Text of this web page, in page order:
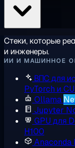
Стеки, которые
и инженеры.
ИИ И МАШИННОЕ
ВПС для
PyTorch и
Ollama
Jupyter
GPU для
H100
Anaconda